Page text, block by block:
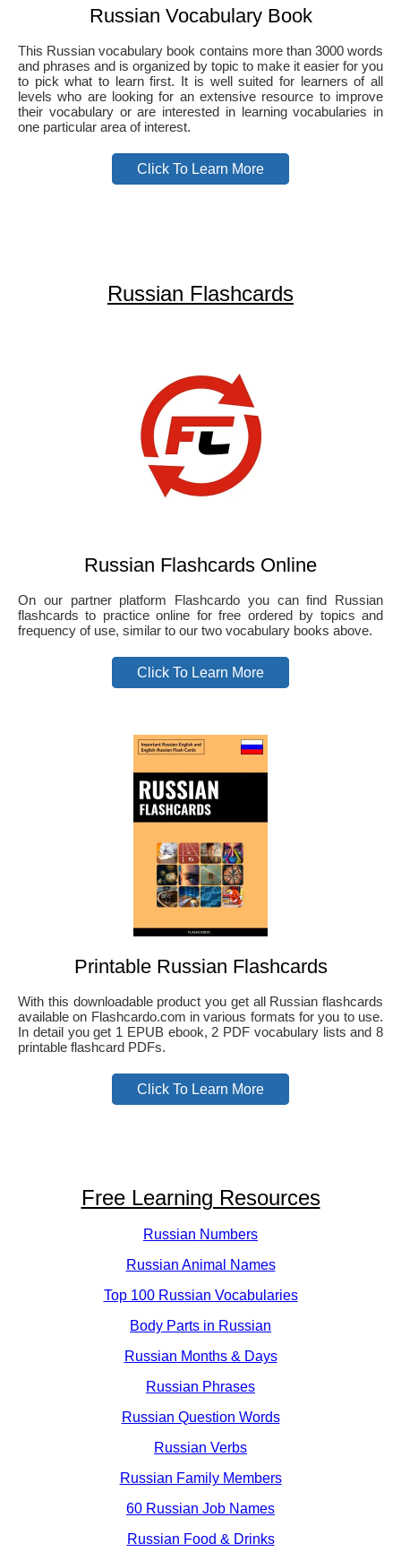
Russian Vocabulary Book
This Russian vocabulary book contains more than 3000 words
and phrases and is organized by topic to make it easier for you
to pick what to learn first. It is well suited for learners of all
levels who are looking for an extensive resource to improve
their vocabulary or are interested in learning vocabularies in
one particular area of interest.
Click To Learn More
Russian Flashcards
Russian Flashcards Online
On our partner platform Flashcardo you can find Russian
flashcards to practice online for free ordered by topics and
frequency of use, similar to our two vocabulary books above.
Click To Learn More
Printable Russian Flashcards
With this downloadable product you get all Russian flashcards
available on Flashcardo.com in various formats for you to use.
In detail you get 1 EPUB ebook, 2 PDF vocabulary lists and 8
printable flashcard PDFs.
Click To Learn More
Free Learning Resources
Russian Numbers
Russian Animal Names
Top 100 Russian Vocabularies
Body Parts in Russian
Russian Months & Days
Russian Phrases
Russian Question Words
Russian Verbs
Russian Family Members
60 Russian Job Names
Russian Food & Drinks